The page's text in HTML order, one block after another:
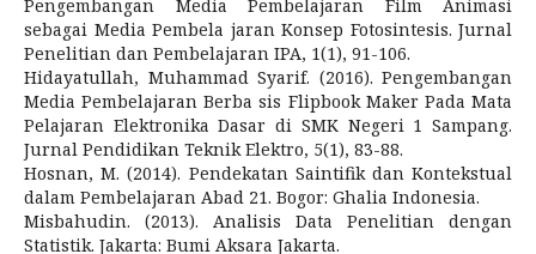
Pengembangan Media Pembelajaran Film Animasi
sebagai Media Pembela jaran Konsep Fotosintesis. Jurnal
Penelitian dan Pembelajaran IPA, 1(1), 91-106.
Hidayatullah, Muhammad Syarif. (2016). Pengembangan
Media Pembelajaran Berba sis Flipbook Maker Pada Mata
Pelajaran Elektronika Dasar di SMK Negeri 1 Sampang.
Jurnal Pendidikan Teknik Elektro, 5(1), 83-88.
Hosnan, M. (2014). Pendekatan Saintifik dan Kontekstual
dalam Pembelajaran Abad 21. Bogor: Ghalia Indonesia.
Misbahudin. (2013). Analisis Data Penelitian dengan
Statistik. Jakarta: Bumi Aksara Jakarta.